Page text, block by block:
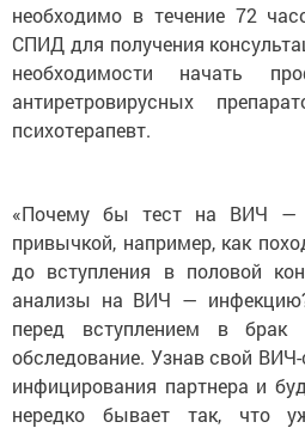
необходимо в течение 72
СПИД для получения
необходимости начать
антиретровирусных
психотерапевт.
«Почему бы тест на ВИЧ —
привычкой, например, как
до вступления в половой
анализы на ВИЧ —
перед вступлением в брак
обследование. Узнав свой
инфицирования партнера и
нередко бывает так, что